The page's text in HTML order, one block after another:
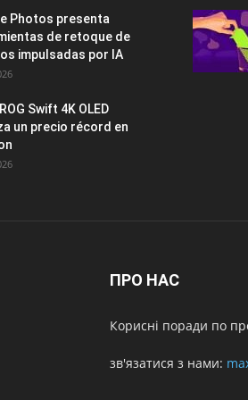
Photos presenta
de retoque de
impulsadas por IA
Swift 4K OLED
un precio récord en
ПРО НАС
Корисні поради по
зв'язатися з нами: